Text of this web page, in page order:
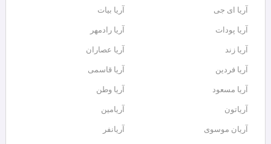
آریا ای جی آریا بیات
آریا پودات آریا رادمهر
آریا زند آریا عصاران
آریا فردین آریا قاسمی
آریا مسعود آریا وطن
آریاتون آریامین
آریان موسوی آریانفر